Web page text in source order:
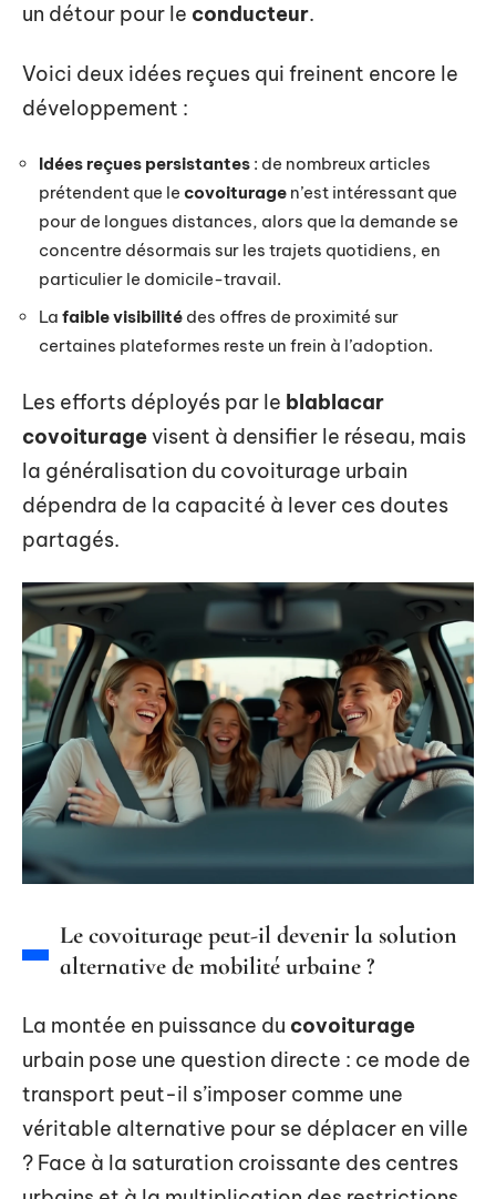
un détour pour le conducteur.
Voici deux idées reçues qui freinent encore le
développement :
Idées reçues persistantes : de nombreux articles
prétendent que le covoiturage n’est intéressant que
pour de longues distances, alors que la demande se
concentre désormais sur les trajets quotidiens, en
particulier le domicile-travail.
La faible visibilité des offres de proximité sur
certaines plateformes reste un frein à l’adoption.
Les efforts déployés par le blablacar
covoituragevisent à densifier le réseau, mais
la généralisation du covoiturage urbain
dépendra de la capacité à lever ces doutes
partagés.
Le covoiturage peut-il devenir la solution
alternative de mobilité urbaine ?
La montée en puissance du covoiturage
urbain pose une question directe : ce mode de
transport peut-il s’imposer comme une
véritable alternative pour se déplacer en ville
? Face à la saturation croissante des centres